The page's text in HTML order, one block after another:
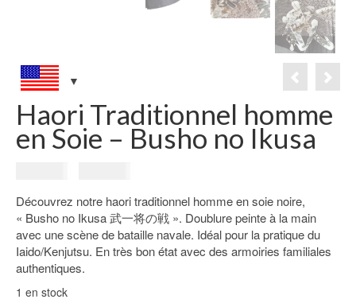
Haori Traditionnel homme
en Soie – Busho no Ikusa
initial
était :
299.00€.
actuel
est :
199.00€.
Découvrez notre haori traditionnel homme en soie noire,
« Busho no Ikusa 武一将の戦 ». Doublure peinte à la main
avec une scène de bataille navale. Idéal pour la pratique du
Iaido/Kenjutsu. En très bon état avec des armoiries familiales
authentiques.
1 en stock